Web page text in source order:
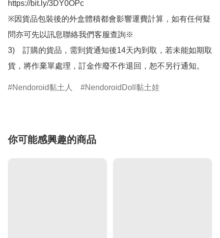
https://bit.ly/3DY0OPc
※因貨品包裝後的外盒體積都會影響運費計算，如有任何疑
問亦可先以訊息聯絡我們客服查詢※
3)　訂購的貨品，需到貨通知後14天內到取，若未能如期取
貨，將作棄單處理，訂金作廢不作退回，恕不另行通知。
Nendoroid黏土人 NendoroidDoll黏土娃
你可能感興趣的商品